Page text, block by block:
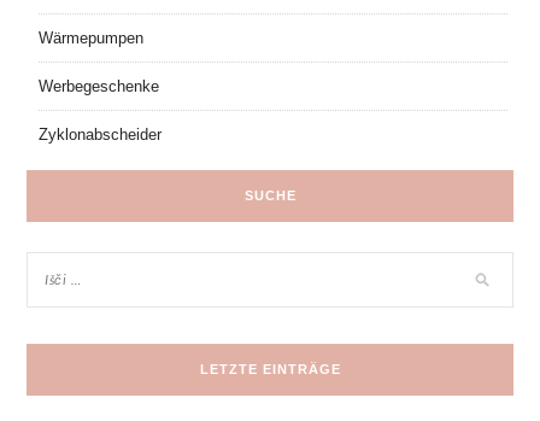
Wärmepumpen
Werbegeschenke
Zyklonabscheider
SUCHE
LETZTE EINTRÄGE